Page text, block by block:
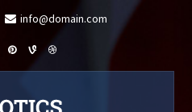
info@domain.com